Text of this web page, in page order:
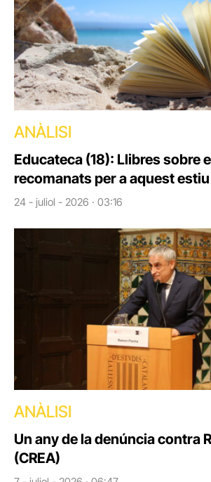
ANÀLISI
Educateca (18): Llibres sobre
recomanats per a aquest estiu
24 - juliol - 2026 · 03:16
ANÀLISI
Un any de la denúncia contra
(CREA)